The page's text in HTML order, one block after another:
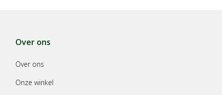
Over ons
Over ons
Onze winkel